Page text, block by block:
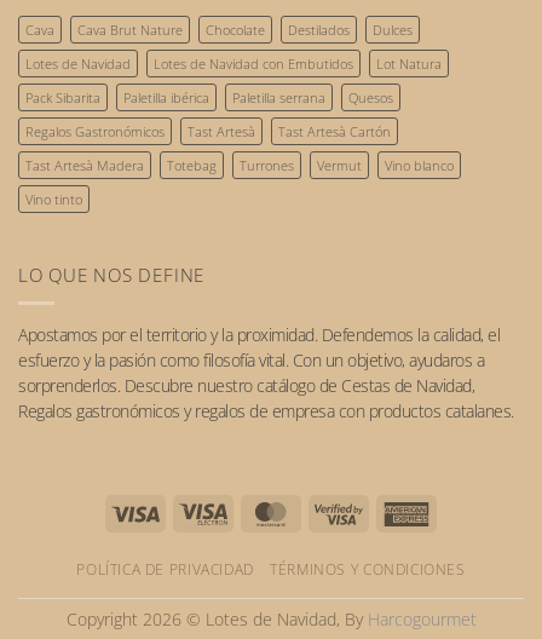
personas
sostenible:
nuestro
compromiso
con
el
futuro.
Cava Cava Brut Nature Chocolate Destilados
Dulces
Lotes de Navidad
Lotes de Navidad con Embutidos
Lot Natura
Pack Sibarita
Paletilla ibérica Paletilla serrana
Quesos
Regalos Gastronómicos
Tast Artesà
Tast Artesà Cartón
Tast Artesà Madera
Totebag Turrones Vermut
Vino blanco
Vino tinto
LO QUE NOS DEFINE
Apostamos por el territorioy la proximidad . Defendemos la calidad, el
esfuerzo y la pasión como filosofía vital. Con un objetivo, ayudaros a
sorprenderlos. Descubre nuestro catálogo de Cestas de Navidad,
Regalos gastronómicos yregalos de empresacon productos catalanes
Visa
Visa
MasterCardVisa
POLÍTICA DE PRIVACIDAD TÉRMINOS Y CONDICIONES
Copyright 2026 © Lotes de Navidad, By Harcogourmet